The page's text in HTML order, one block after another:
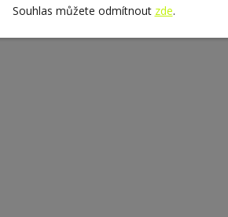
Souhlas můžete odmítnout zde.